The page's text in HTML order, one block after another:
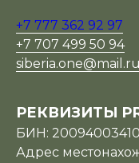
+7 777 362 92 97
+7 707 499 50 94
siberia.one@mail.ru
РЕКВИЗИТЫ
БИН:
Адрес